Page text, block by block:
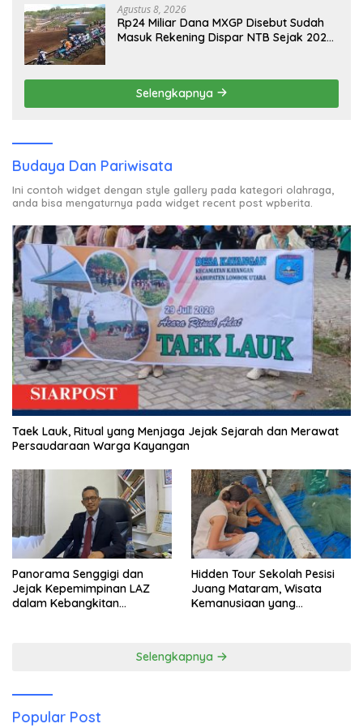
Agustus 8, 2026
Rp24 Miliar Dana MXGP Disebut Sudah
Masuk Rekening Dispar NTB Sejak 2024,
Selengkapnya
Budaya Dan Pariwisata
Ini contoh widget dengan style gallery pada kategori olahraga,
anda bisa mengaturnya pada widget recent post wpberita.
Taek Lauk, Ritual yang Menjaga Jejak Sejarah dan Merawat
Persaudaraan Warga Kayangan
Panorama Senggigi dan
Jejak Kepemimpinan LAZ
dalam Kebangkitan
Hidden Tour Sekolah Pesisi
Juang Mataram, Wisata
Kemanusiaan yang
Selengkapnya
Popular Post